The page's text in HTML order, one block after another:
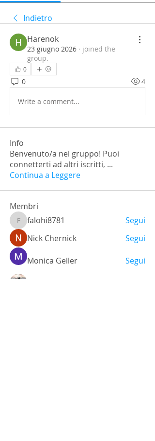
Indietro
Harenok
23 giugno 2026 · joined the
group.
0
0 4
Write a comment...
Info
Benvenuto/a nel gruppo! Puoi
connetterti ad altri iscritti, ...
Continua a Leggere
Membri
falohi8781
falohi8781
Segui
Nick Chernick
Segui
Monica Geller Segui